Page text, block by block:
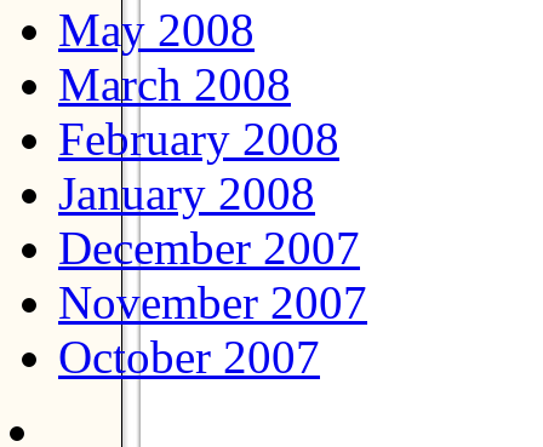
May 2008
March 2008
February 2008
January 2008
December 2007
November 2007
October 2007